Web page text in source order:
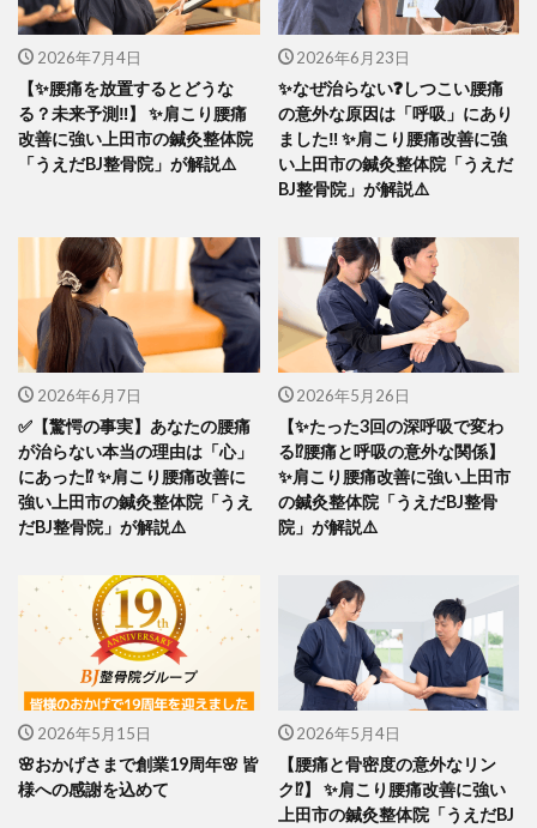
2026年7月4日
【✨腰痛を放置するとどうな
る？未来予測‼️】 ✨肩こり腰痛
改善に強い上田市の鍼灸整体院
「うえだBJ整骨院」が解説⚠️
2026年6月23日
✨なぜ治らない❓しつこい腰痛
の意外な原因は「呼吸」にあり
ました‼️ ✨肩こり腰痛改善に強
い上田市の鍼灸整体院「うえだ
BJ整骨院」が解説⚠️
2026年6月7日
✅️【驚愕の事実】あなたの腰痛
が治らない本当の理由は「心」
にあった⁉️ ✨肩こり腰痛改善に
強い上田市の鍼灸整体院「うえ
だBJ整骨院」が解説⚠️
2026年5月26日
【✨たった3回の深呼吸で変わ
る⁉️腰痛と呼吸の意外な関係】
✨肩こり腰痛改善に強い上田市
の鍼灸整体院「うえだBJ整骨
院」が解説⚠️
2026年5月15日
🌸おかげさまで創業19周年🌸 皆
様への感謝を込めて
2026年5月4日
【腰痛と骨密度の意外なリン
ク⁉️】 ✨肩こり腰痛改善に強い
上田市の鍼灸整体院「うえだBJ